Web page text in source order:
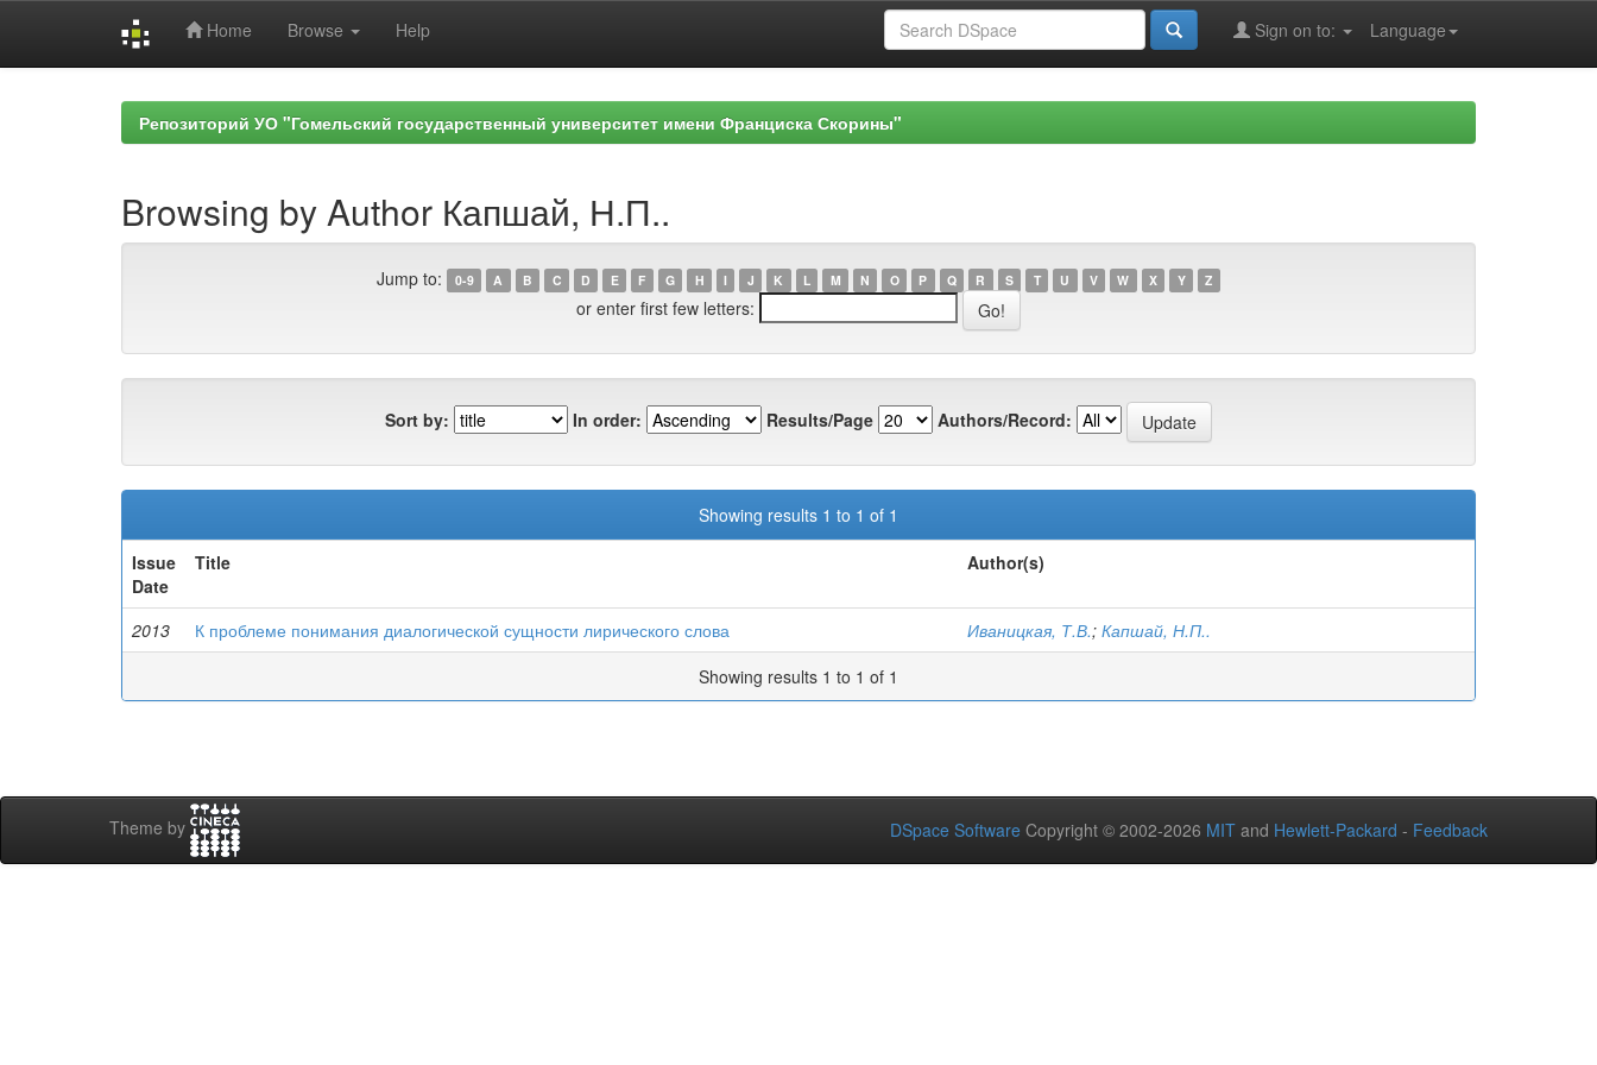
Home Browse Help Language
Sign on to:
Репозиторий УО "Гомельский государственный университет имени Франциска Скорины"
Browsing by Author Капшай, Н.П..
Jump to: 0-9 A B C D E F G H I J K L M N O P Q R S T U V W X Y Z
or enter first few letters:
Sort by: In order: Results/Page Authors/Record:
Showing results 1 to 1 of 1
Issue
Date
Title Author(s)
2013 К проблеме понимания диалогической сущности лирического слова Иваницкая, Т.В.; Капшай, Н.П..
Showing results 1 to 1 of 1
Theme by DSpace Software Copyright © 2002-2026 MIT and Hewlett-Packard - Feedback